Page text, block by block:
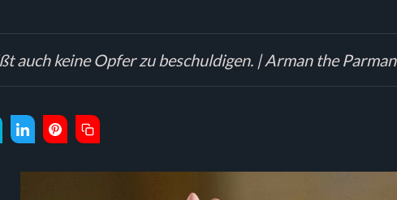
auch keine Opfer zu beschuldigen. | Arman the Parman